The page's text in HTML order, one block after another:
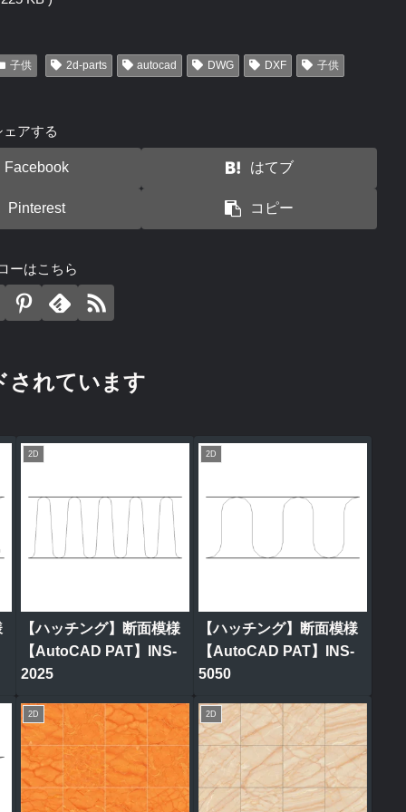
子供 2d-parts autocad DWG DXF
子供
ェアする
Facebook はてブ
Pinterest コピー
ーはこちら
されています
2D
【ハッチング】断面模様
【AutoCAD PAT】INS-
2025
2D
【ハッチング】断面模様
【AutoCAD PAT】INS-
5050
2D 2D